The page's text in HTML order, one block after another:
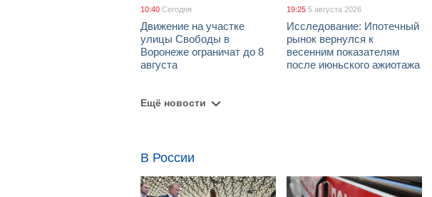
10:40 Сегодня
Движение на участке
улицы Свободы в
Воронеже ограничат до 8
августа
19:25 5 августа 2026
Исследование: Ипотечный
рынок вернулся к
весенним показателям
после июньского ажиотажа
Ещё новости
В России